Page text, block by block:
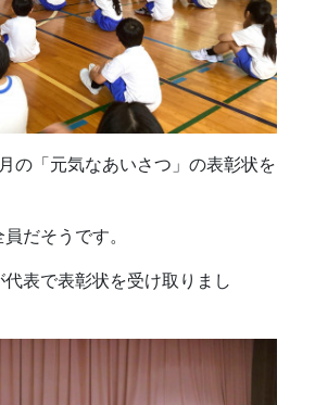
の「元気なあいさつ」の表彰状を
だそうです。
代表で表彰状を受け取りまし